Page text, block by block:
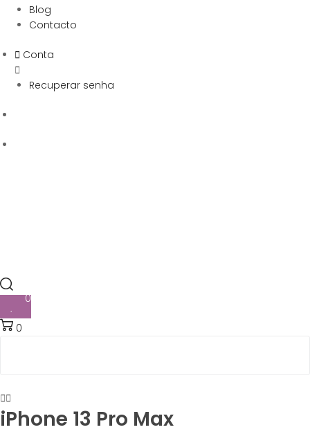
Blog
Contacto
Conta
Recuperar senha
0
0
iPhone 13 Pro Max